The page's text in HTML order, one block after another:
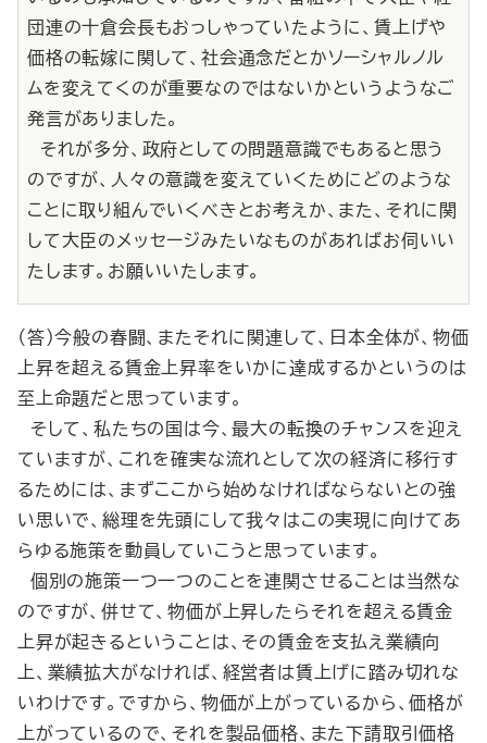
団連の十倉会長もおっしゃっていたように、賃上げや
価格の転嫁に関して、社会通念だとかソーシャルノル
ムを変えてくのが重要なのではないかというようなご
発言がありました。
それが多分、政府としての問題意識でもあると思う
のですが、人々の意識を変えていくためにどのような
ことに取り組んでいくべきとお考えか、また、それに関
して大臣のメッセージみたいなものがあればお伺いい
たします。お願いいたします。
（答）今般の春闘、またそれに関連して、日本全体が、物価
上昇を超える賃金上昇率をいかに達成するかというのは
至上命題だと思っています。
そして、私たちの国は今、最大の転換のチャンスを迎え
ていますが、これを確実な流れとして次の経済に移行す
るためには、まずここから始めなければならないとの強
い思いで、総理を先頭にして我々はこの実現に向けてあ
らゆる施策を動員していこうと思っています。
個別の施策一つ一つのことを連関させることは当然な
のですが、併せて、物価が上昇したらそれを超える賃金
上昇が起きるということは、その賃金を支払え業績向
上、業績拡大がなければ、経営者は賃上げに踏み切れな
いわけです。ですから、物価が上がっているから、価格が
上がっているので、それを製品価格、また下請取引価格